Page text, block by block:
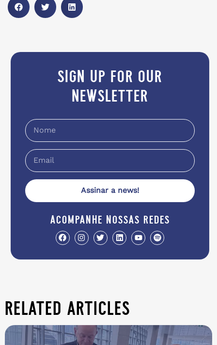
sign up for our
newsletter
Assinar a news!
acompanhe nossas redes
related articles